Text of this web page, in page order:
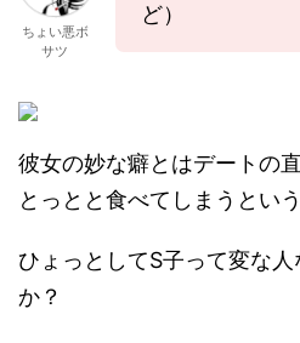
ちょい悪ボ
サツ
ど）
彼女の妙な癖とはデートの
とっとと食べてしまうとい
ひょっとしてS子って変な
か？